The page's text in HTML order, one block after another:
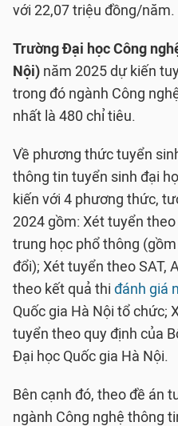
với 22,07 triệu đồng/năm.
Trường Đại học Công
Nội) năm 2025 dự kiến
trong đó ngành Công
nhất là 480 chỉ tiêu.
Về phương thức tuyển
thông tin tuyển sinh đại
kiến với 4 phương thức,
2024 gồm: Xét tuyển
trung học phổ thông
đổi); Xét tuyển theo SAT,
theo kết quả thi đánh giá
Quốc gia Hà Nội tổ chức;
tuyển theo quy định của
Đại học Quốc gia Hà Nội.
Bên cạnh đó, theo đề án
ngành Công nghệ thông